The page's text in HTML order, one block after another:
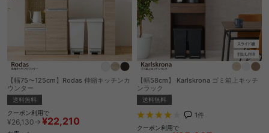
【幅75〜125cm】Rodas 伸縮キッチンカ
ウンター
送料無料
クーポン利用で
¥26,130→ ¥22,210
【幅58cm】 Karlskrona ゴミ箱上キッチ
ンラック
送料無料
1件
クーポン利用で